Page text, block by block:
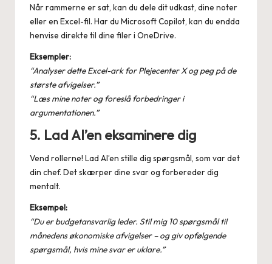
Når rammerne er sat, kan du dele dit udkast, dine noter
eller en Excel-fil. Har du Microsoft Copilot, kan du endda
henvise direkte til dine filer i OneDrive.
Eksempler:
“Analyser dette Excel-ark for Plejecenter X og peg på de
største afvigelser.”
“Læs mine noter og foreslå forbedringer i
argumentationen.”
5. Lad AI’en eksaminere dig
Vend rollerne! Lad AI’en stille dig spørgsmål, som var det
din chef. Det skærper dine svar og forbereder dig
mentalt.
Eksempel:
“Du er budgetansvarlig leder. Stil mig 10 spørgsmål til
månedens økonomiske afvigelser – og giv opfølgende
spørgsmål, hvis mine svar er uklare.”